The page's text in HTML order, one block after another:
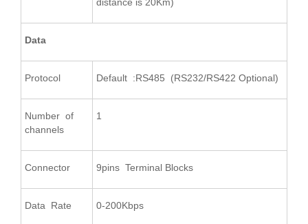
Data
Protocol Default :RS485 (RS232/RS422 Optional)
Number of
channels
1
Connector 9pins Terminal Blocks
Data Rate 0-200Kbps